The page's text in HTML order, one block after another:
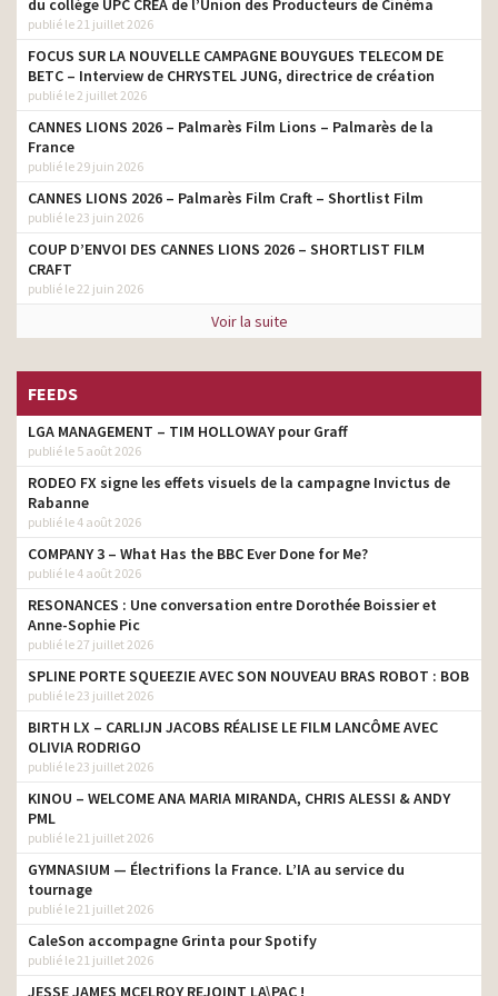
Meetic – Saison 2 – #
LoveYourImperfections
Nescafé – # Hellovoisins
directeur de création
ridicules
directeur de création
Virgin Mobile – Ramzy
Virgin Mobile – Pour de
Faux
Virgin Mobile 4 G
du collège UPC CRÉA de l’Union des Producteurs de Cinéma
publié le 21 juillet 2026
FOCUS SUR LA NOUVELLE CAMPAGNE BOUYGUES TELECOM DE
BETC – Interview de CHRYSTEL JUNG, directrice de création
publié le 2 juillet 2026
CANNES LIONS 2026 – Palmarès Film Lions – Palmarès de la
France
publié le 29 juin 2026
CANNES LIONS 2026 – Palmarès Film Craft – Shortlist Film
publié le 23 juin 2026
COUP D’ENVOI DES CANNES LIONS 2026 – SHORTLIST FILM
CRAFT
publié le 22 juin 2026
Voir la suite
FEEDS
LGA MANAGEMENT – TIM HOLLOWAY pour Graff
publié le 5 août 2026
RODEO FX signe les effets visuels de la campagne Invictus de
Rabanne
publié le 4 août 2026
COMPANY 3 – What Has the BBC Ever Done for Me?
publié le 4 août 2026
RESONANCES : Une conversation entre Dorothée Boissier et
Anne-Sophie Pic
publié le 27 juillet 2026
SPLINE PORTE SQUEEZIE AVEC SON NOUVEAU BRAS ROBOT : BOB
publié le 23 juillet 2026
BIRTH LX – CARLIJN JACOBS RÉALISE LE FILM LANCÔME AVEC
OLIVIA RODRIGO
publié le 23 juillet 2026
KINOU – WELCOME ANA MARIA MIRANDA, CHRIS ALESSI & ANDY
PML
publié le 21 juillet 2026
GYMNASIUM — Électrifions la France. L’IA au service du
tournage
publié le 21 juillet 2026
CaleSon accompagne Grinta pour Spotify
publié le 21 juillet 2026
JESSE JAMES MCELROY REJOINT LA\PAC !